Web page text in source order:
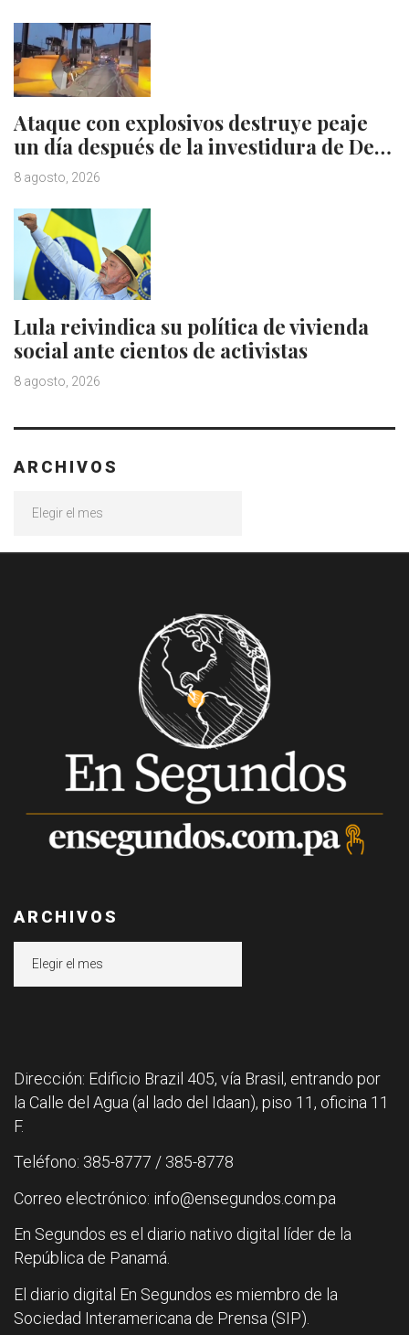
Ataque con explosivos destruye peaje
un día después de la investidura de De…
8 agosto, 2026
Lula reivindica su política de vivienda
social ante cientos de activistas
8 agosto, 2026
ARCHIVOS
ARCHIVOS
Dirección: Edificio Brazil 405, vía Brasil, entrando por
la Calle del Agua (al lado del Idaan), piso 11, oficina 11
F.
Teléfono: 385-8777 / 385-8778
Correo electrónico: info@ensegundos.com.pa
En Segundos es el diario nativo digital líder de la
República de Panamá.
El diario digital En Segundos es miembro de la
Sociedad Interamericana de Prensa (SIP).